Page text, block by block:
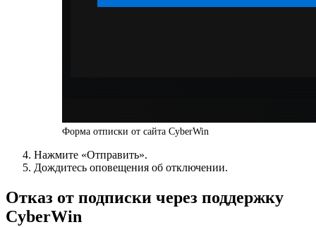
Форма отписки от сайта CyberWin
Нажмите «Отправить».
Дождитесь оповещения об отключении.
Отказ от подписки через поддержку
CyberWin